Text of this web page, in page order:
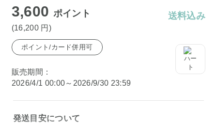
3,600 ポイント
(16,200 円 )
送料込み
ポイント/カード併用可
販売期間：
2026/4/1 00:00～2026/9/30 23:59
発送目安について